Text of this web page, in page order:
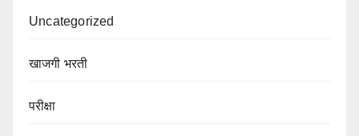
Uncategorized
खाजगी भरती
परीक्षा